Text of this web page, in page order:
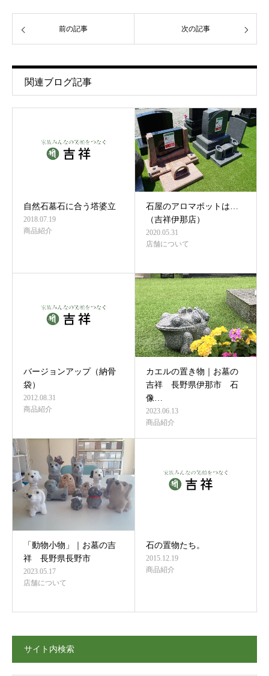
前の記事 次の記事
関連ブログ記事
自然石墓石に合う塔婆立
2018.07.19
商品紹介
石屋のアロマポットは…
（吉祥伊那店）
2020.05.31
店舗について
バージョンアップ（納骨
袋）
2012.08.31
商品紹介
カエルの置き物｜お墓の
吉祥 長野県伊那市 石
像…
2023.06.13
商品紹介
「動物小物」｜お墓の吉
祥 長野県長野市
2023.05.17
店舗について
石の置物たち。
2015.12.19
商品紹介
サイト内検索